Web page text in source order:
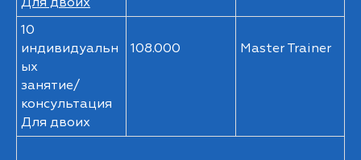
10
индивидуальн
ых
занятие/
консультация
Для двоих
108.000 Master Trainer